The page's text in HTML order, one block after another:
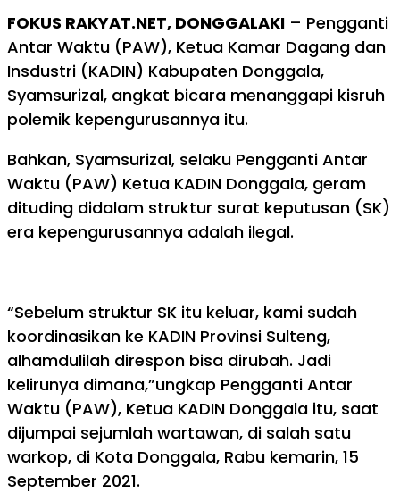
FOKUS RAKYAT.NET, DONGGALAKI – Pengganti
Antar Waktu (PAW), Ketua Kamar Dagang dan
Insdustri (KADIN) Kabupaten Donggala,
Syamsurizal, angkat bicara menanggapi kisruh
polemik kepengurusannya itu.
Bahkan, Syamsurizal, selaku Pengganti Antar
Waktu (PAW) Ketua KADIN Donggala, geram
dituding didalam struktur surat keputusan (SK)
era kepengurusannya adalah ilegal.
“Sebelum struktur SK itu keluar, kami sudah
koordinasikan ke KADIN Provinsi Sulteng,
alhamdulilah direspon bisa dirubah. Jadi
kelirunya dimana,”ungkap Pengganti Antar
Waktu (PAW), Ketua KADIN Donggala itu, saat
dijumpai sejumlah wartawan, di salah satu
warkop, di Kota Donggala, Rabu kemarin, 15
September 2021.